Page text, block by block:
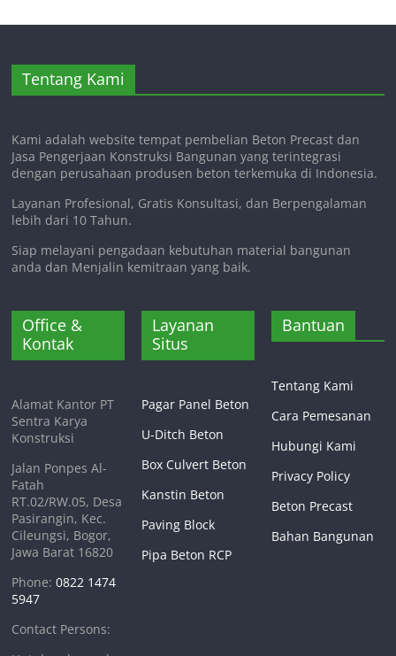
Tentang Kami
Kami adalah website tempat pembelian Beton Precast dan
Jasa Pengerjaan Konstruksi Bangunan yang terintegrasi
dengan perusahaan produsen beton terkemuka di Indonesia.
Layanan Profesional, Gratis Konsultasi, dan Berpengalaman
lebih dari 10 Tahun.
Siap melayani pengadaan kebutuhan material bangunan
anda dan Menjalin kemitraan yang baik.
Office &
Kontak
Alamat Kantor PT
Sentra Karya
Konstruksi
Jalan Ponpes Al-
Fatah
RT.02/RW.05, Desa
Pasirangin, Kec.
Cileungsi, Bogor,
Jawa Barat 16820
Phone:0822 1474
5947
Contact Persons:
Layanan
Situs
Pagar Panel Beton
U-Ditch Beton
Box Culvert Beton
Kanstin Beton
Paving Block
Pipa Beton RCP
Bantuan
Tentang Kami
Cara Pemesanan
Hubungi Kami
Privacy Policy
Beton Precast
Bahan Bangunan